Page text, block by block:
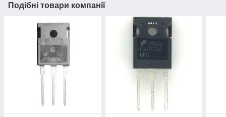
Подібні товари компанії